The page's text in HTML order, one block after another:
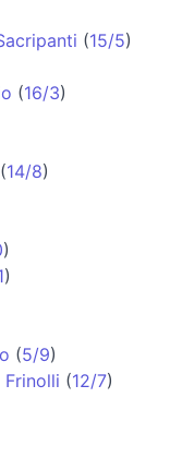
(15/5)
(16/3)
(14/8)
)
)
(5/9)
(12/7)